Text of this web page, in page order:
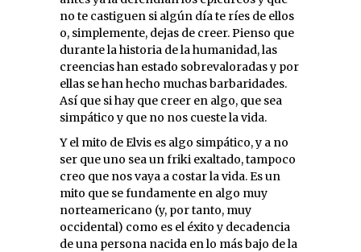
no te castiguen si algún día te ríes de ellos
o, simplemente, dejas de creer. Pienso que
durante la historia de la humanidad, las
creencias han estado sobrevaloradas y por
ellas se han hecho muchas barbaridades.
Así que si hay que creer en algo, que sea
simpático y que no nos cueste la vida.
Y el mito de Elvis es algo simpático, y a no
ser que uno sea un friki exaltado, tampoco
creo que nos vaya a costar la vida. Es un
mito que se fundamente en algo muy
norteamericano (y, por tanto, muy
occidental) como es el éxito y decadencia
de una persona nacida en lo más bajo de la